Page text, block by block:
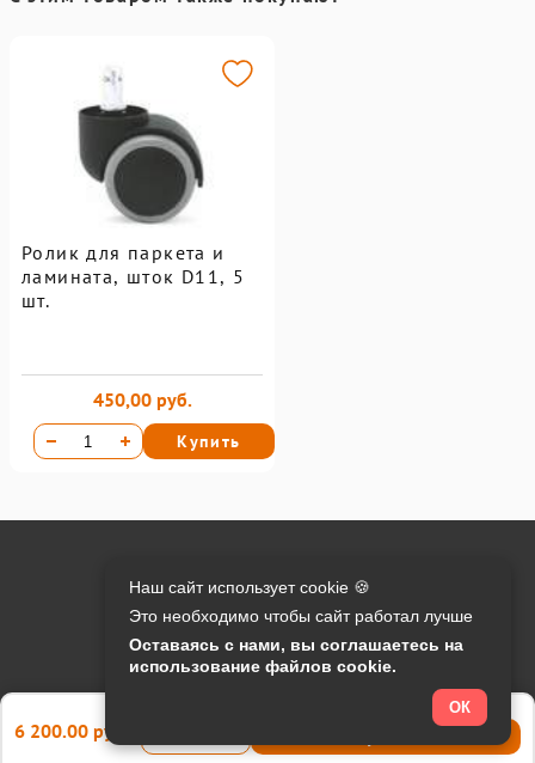
Ролик для паркета и
ламината, шток D11, 5
шт.
450,00 руб.
Купить
6 200.00 руб.
Контакты:
info@o-manager.ru
Онлайн оплата на сайте:
Наш сайт использует cookie 🍪
Это необходимо чтобы сайт работал лучше
Оставаясь с нами, вы соглашаетесь на
использование файлов cookie.
ОК